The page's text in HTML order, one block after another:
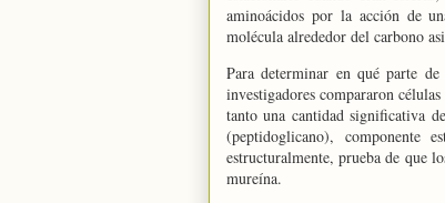
aminoácidos por la acción de
molécula alrededor del carbono
Para determinar en qué parte
investigadores compararon
tanto una cantidad significativa
(peptidoglicano), componente
estructuralmente, prueba de que
mureína.